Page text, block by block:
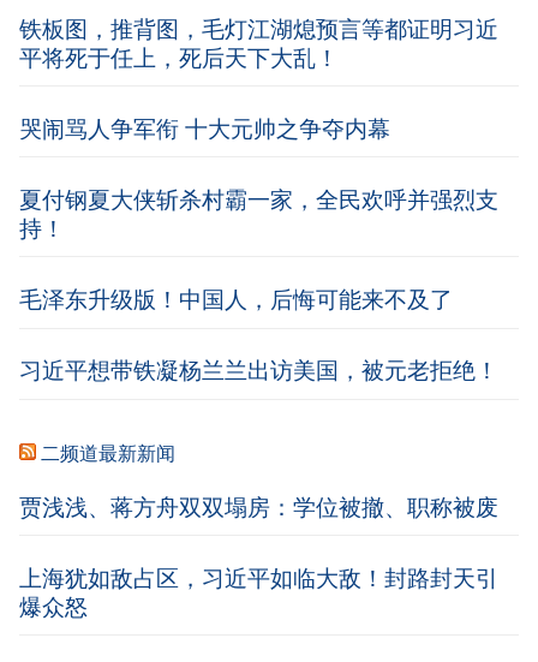
铁板图，推背图，毛灯江湖熄预言等都证明习近
平将死于任上，死后天下大乱！
哭闹骂人争军衔 十大元帅之争夺内幕
夏付钢夏大侠斩杀村霸一家，全民欢呼并强烈支
持！
毛泽东升级版！中国人，后悔可能来不及了
习近平想带铁凝杨兰兰出访美国，被元老拒绝！
二频道最新新闻
贾浅浅、蒋方舟双双塌房：学位被撤、职称被废
上海犹如敌占区，习近平如临大敌！封路封天引
爆众怒